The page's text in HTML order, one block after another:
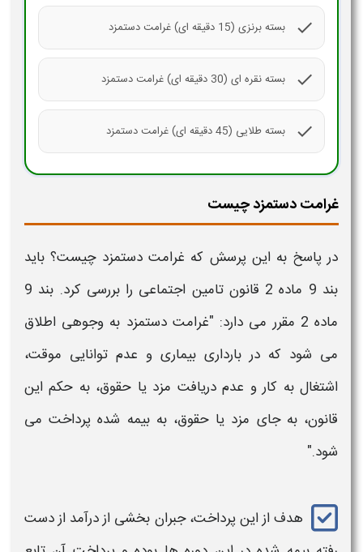
check بسته برنزی (15 دقیقه ای) غرامت دستمزد
check بسته نقره ای (30 دقیقه ای) غرامت دستمزد
check بسته طلایی (45 دقیقه ای) غرامت دستمزد
غرامت دستمزد چیست
در پاسخ به این پرسش که غرامت دستمزد چیست؟ باید
بند 9 ماده 2 قانون تامین اجتماعی را بررسی کرد. بند 9
ماده 2 مقرر می دارد: "
غرامت دستمزد به وجوهی اطلاق
می شود که در بارداری بیماری و عدم توانایی موقت،
اشتغال به کار و عدم دریافت مزد یا حقوق، به حکم ‌این
قانون، به جای مزد یا حقوق، به بیمه شده پرداختمی
شود."
هدف از اینپرداخت، جبران بخشی از درآمد از دست